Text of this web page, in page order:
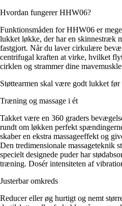
Hvordan fungerer HHW06?
Funktionsmåden for HHW06 er
lukket løkke, der har en skinnestræk
fastgjort. Når du laver cirkulære
centrifugal kraften at virke, hvilket
cirklen og strammer dine
Støttearmen skal være godt lukket før
Træning og massage i ét
Takket være en 360 graders
rundt om løkken perfekt
skaber en ekstra massageeffekt og
Den tredimensionale massageteknik
specielt designede puder har
træning. Dosér intensiteten af
Justerbar omkreds
Reducer eller øg hurtigt og nemt